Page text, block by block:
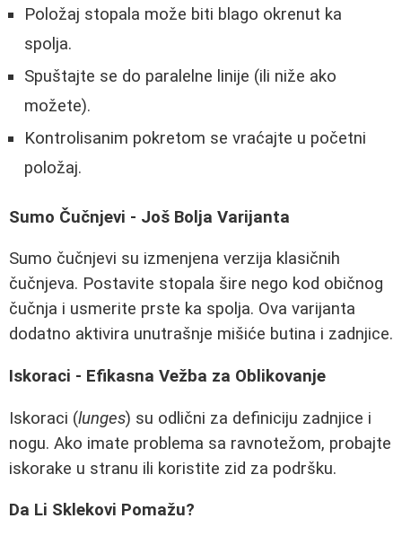
Položaj stopala može biti blago okrenut ka
spolja.
Spuštajte se do paralelne linije (ili niže ako
možete).
Kontrolisanim pokretom se vraćajte u početni
položaj.
Sumo Čučnjevi - Još Bolja Varijanta
Sumo čučnjevi su izmenjena verzija klasičnih
čučnjeva. Postavite stopala šire nego kod običnog
čučnja i usmerite prste ka spolja. Ova varijanta
dodatno aktivira unutrašnje mišiće butina i zadnjice.
Iskoraci - Efikasna Vežba za Oblikovanje
Iskoraci (lunges) su odlični za definiciju zadnjice i
nogu. Ako imate problema sa ravnotežom, probajte
iskorake u stranu ili koristite zid za podršku.
Da Li Sklekovi Pomažu?